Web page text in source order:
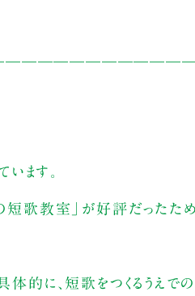
います。
歌教室」が好評だったため
的に、短歌をつくるうえでの